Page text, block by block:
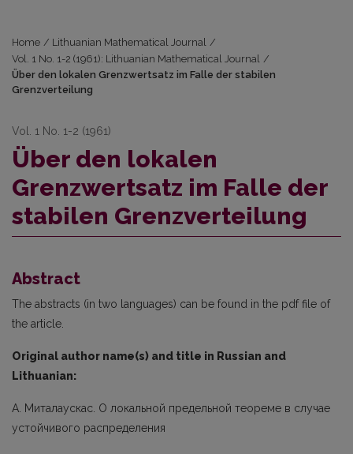
Home / Lithuanian Mathematical Journal /
Vol. 1 No. 1-2 (1961): Lithuanian Mathematical Journal /
Über den lokalen Grenzwertsatz im Falle der stabilen
Grenzverteilung
Vol. 1 No. 1-2 (1961)
Über den lokalen
Grenzwertsatz im Falle der
stabilen Grenzverteilung
Abstract
The abstracts (in two languages) can be found in the pdf file of
the article.
Original author name(s) and title in Russian and
Lithuanian:
А. Миталаускас. О локальной предельной теореме в случае
устойчивого распределения